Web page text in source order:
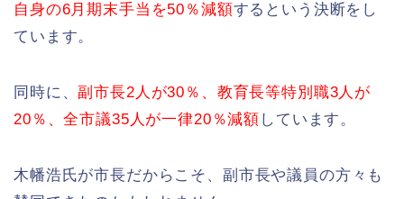
自身の6月期末手当を50％減額するという決断をし
ています。
同時に、副市長2人が30％、教育長等特別職3人が
20％、全市議35人が一律20％減額 しています。
木幡浩氏が市長だからこそ、副市長や議員の方々も